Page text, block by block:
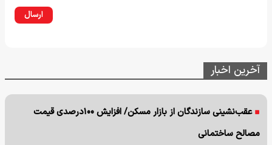
ارسال
آخرین اخبار
عقب‌نشینی سازندگان از بازار مسکن/ افزایش ۱۰۰درصدی قیمت
مصالح ساختمانی